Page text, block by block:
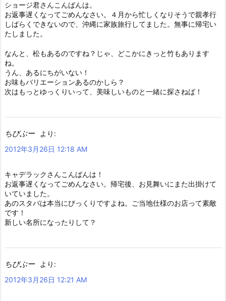
ショージ君さんこんばんは。
お返事遅くなってごめんなさい。４月から忙しくなりそうで親孝行
しばらくできないので、沖縄に家族旅行してました。無事に帰宅い
たしました。
なんと、松もあるのですね？じゃ、どこかにきっと竹もあります
ね。
うん、あるにちがいない！
お味もバリエーションあるのかしら？
次はもっとゆっくりいって、美味しいものと一緒に探さねば！
ちびぶー
より:
2012年3月26日 12:18 AM
キャデラックさんこんばんは！
お返事遅くなってごめんなさい。帰宅後、お見舞いにまた出掛けて
いていました。
あのスタバは本当にびっくりですよね。ご当地仕様のお店って素敵
です！
新しい名所になったりして？
ちびぶー
より:
2012年3月26日 12:21 AM